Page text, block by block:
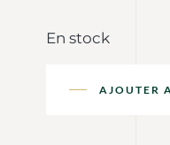
En stock
AJOUTER